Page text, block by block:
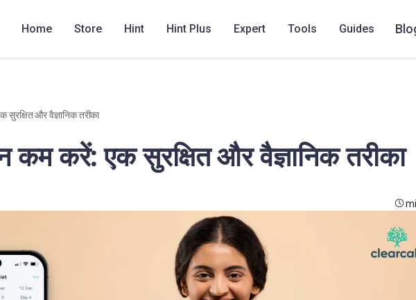
Home Store Hint Hint Plus Expert Tools Guides
और वैज्ञानिक तरीका
कम करें: एक सुरक्षित और वैज्ञानिक तरीका